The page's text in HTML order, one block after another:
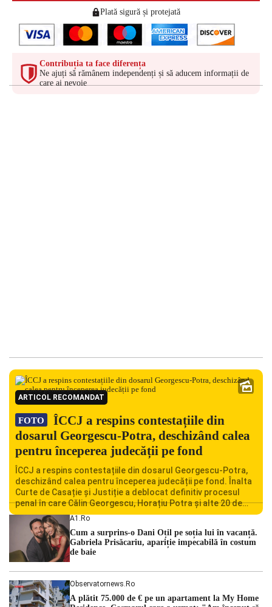
Plată sigură și protejată
Contribuția ta face diferența
Ne ajuți să rămânem independenți și să aducem informații de
care ai nevoie
ARTICOL RECOMANDAT
FOTO
ÎCCJ a respins contestațiile din
dosarul Georgescu-Potra, deschizând calea
pentru începerea judecății pe fond
ÎCCJ a respins contestațiile din dosarul Georgescu-Potra,
deschizând calea pentru începerea judecății pe fond. Înalta
Curte de Casație și Justiție a deblocat definitiv procesul
penal în care Călin Georgescu, Horațiu Potra și alte 20 de
persoane sunt acuzați de acțiuni îndreptate împotriva
ordinii constituționale. În ședința din camera preliminară,
judecătorii de la instanța supremă au […]
A1.ro
Cum a surprins-o Dani Oțil pe soția lui în vacanță.
Gabriela Prisăcariu, apariție impecabilă în costum
de baie
Observatornews.ro
A plătit 75.000 de € pe un apartament la My Home